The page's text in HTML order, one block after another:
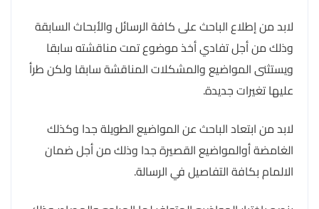
لابد من إطلاع الباحث على كافة الرسائل والأبحاث السابقة
وذلك من أجل تفادي أخذ موضوع تمت مناقشته سابقا
ويستثنى المواضيع والمشكلات المناقشة سابقا ولكن طرأ
عليها تغيرات جديدة.
لابد من ابتعاد الباحث عن المواضيع الطويلة جدا وكذلك
الغامضة أوالمواضيع القصيرة جدا وذلك من أجل ضمان
الالمام بكافة التفاصيل في الرسالة.